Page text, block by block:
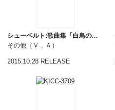
シューベルト:歌曲集「白鳥の歌」
その他（Ｖ．Ａ）
2015.10.28 RELEASE